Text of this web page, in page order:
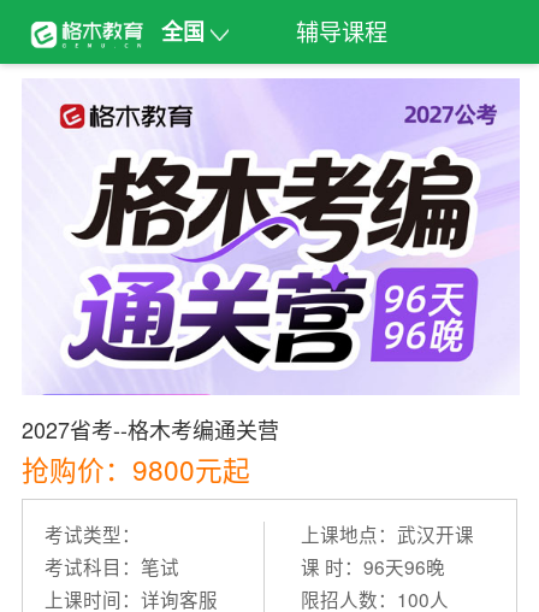
全国 辅导课程
2027省考--格木考编通关营
抢购价：9800元起
考试类型：
考试科目：笔试
上课时间：详询客服
上课地点：武汉开课
课 时：96天96晚
限招人数：100人